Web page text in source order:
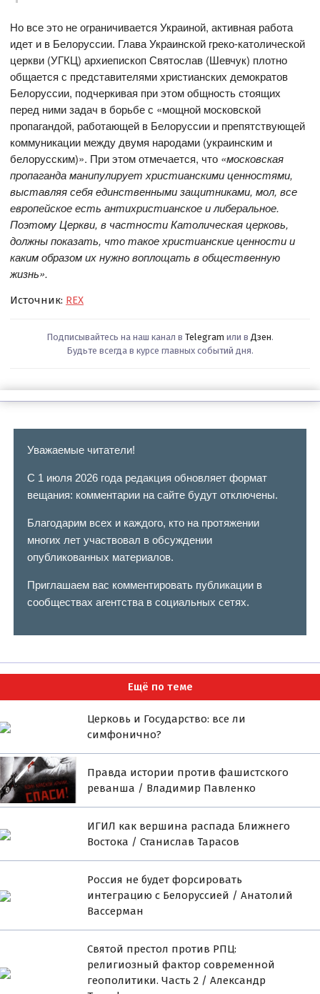
Но все это не ограничивается Украиной, активная работа
идет и в Белоруссии. Глава Украинской греко-католической
церкви (УГКЦ) архиепископ Святослав (Шевчук) плотно
общается с представителями христианских демократов
Белоруссии, подчеркивая при этом общность стоящих
перед ними задач в борьбе с «мощной московской
пропагандой, работающей в Белоруссии и препятствующей
коммуникации между двумя народами (украинским и
белорусским)». При этом отмечается, что «московская
пропаганда манипулирует христианскими ценностями,
выставляя себя единственными защитниками, мол, все
европейское есть антихристианское и либеральное.
Поэтому Церкви, в частности Католическая церковь,
должны показать, что такое христианские ценности и
каким образом их нужно воплощать в общественную
жизнь».
Источник: REX
Подписывайтесь на наш канал в Telegram или в Дзен.
Будьте всегда в курсе главных событий дня.
Уважаемые читатели!
С 1 июля 2026 года редакция обновляет формат
вещания: комментарии на сайте будут отключены.
Благодарим всех и каждого, кто на протяжении
многих лет участвовал в обсуждении
опубликованных материалов.
Приглашаем вас комментировать публикации в
сообществах агентства в социальных сетях.
Ещё по теме
Церковь и Государство: все ли
симфонично?
Правда истории против фашистского
реванша / Владимир Павленко
ИГИЛ как вершина распада Ближнего
Востока / Станислав Тарасов
Россия не будет форсировать
интеграцию с Белоруссией / Анатолий
Вассерман
Святой престол против РПЦ:
религиозный фактор современной
геополитики. Часть 2 / Александр